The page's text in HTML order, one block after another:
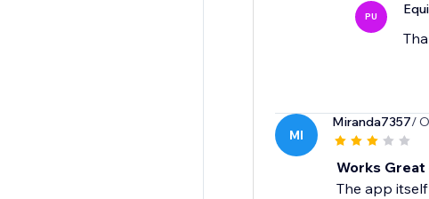
PU
MI
Miranda7357/
Works Great
The app